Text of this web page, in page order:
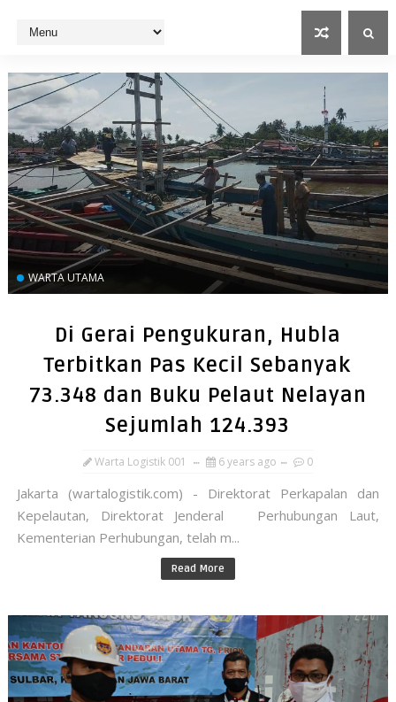
WARTA UTAMA
Di Gerai Pengukuran, Hubla
Terbitkan Pas Kecil Sebanyak
73.348 dan Buku Pelaut Nelayan
Sejumlah 124.393
Warta Logistik 001 6 years ago 0
Jakarta (wartalogistik.com) - Direktorat Perkapalan dan
Kepelautan, Direktorat Jenderal Perhubungan Laut,
Kementerian Perhubungan, telah m...
Read More